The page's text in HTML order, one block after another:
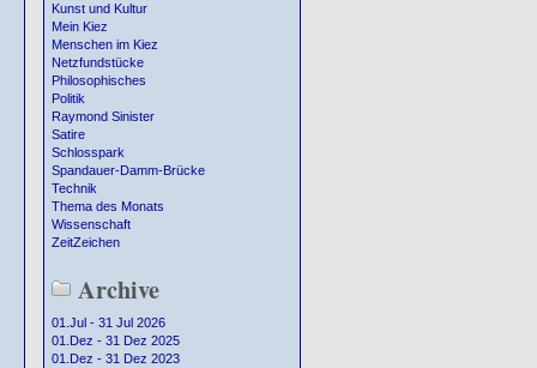
Kunst und Kultur
Mein Kiez
Menschen im Kiez
Netzfundstücke
Philosophisches
Politik
Raymond Sinister
Satire
Schlosspark
Spandauer-Damm-Brücke
Technik
Thema des Monats
Wissenschaft
ZeitZeichen
Archive
01.Jul - 31 Jul 2026
01.Dez - 31 Dez 2025
01.Dez - 31 Dez 2023